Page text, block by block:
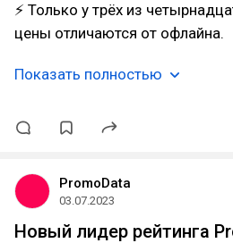
⚡ Только у трёх из
цены отличаются от офлайна.
Показать полностью
PromoData
03.07.2023
Новый лидер рейтинга